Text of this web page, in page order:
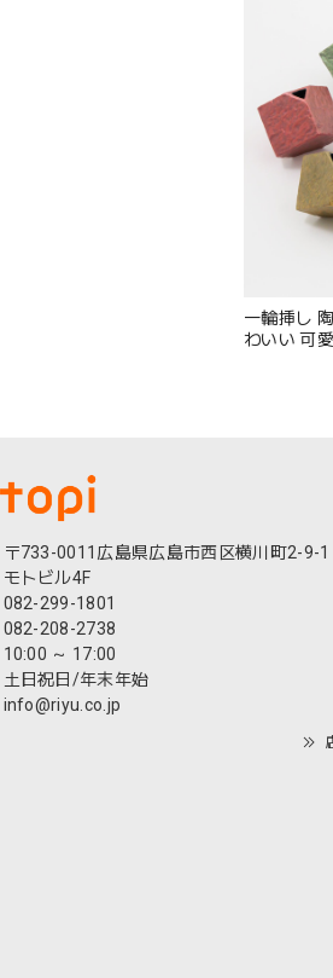
一輪挿し
わいい 可
本製 金照
〒733-0011広島県広島市西区横川町2-9-1
モトビル4F
082-299-1801
082-208-2738
10:00 ～ 17:00
土日祝日/年末年始
info@riyu.co.jp